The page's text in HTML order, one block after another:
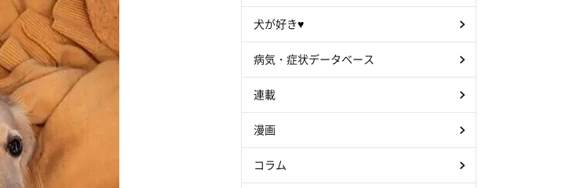
犬が好き♥
病気・症状データベース
連載
漫画
コラム